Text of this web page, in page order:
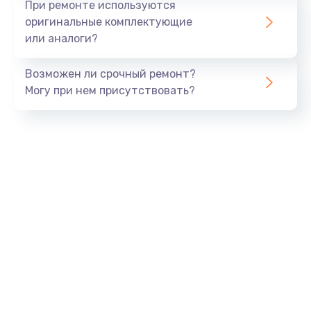
При ремонте используются
оригинальные комплектующие
или аналоги?
Возможен ли срочный ремонт?
Могу при нем присутствовать?